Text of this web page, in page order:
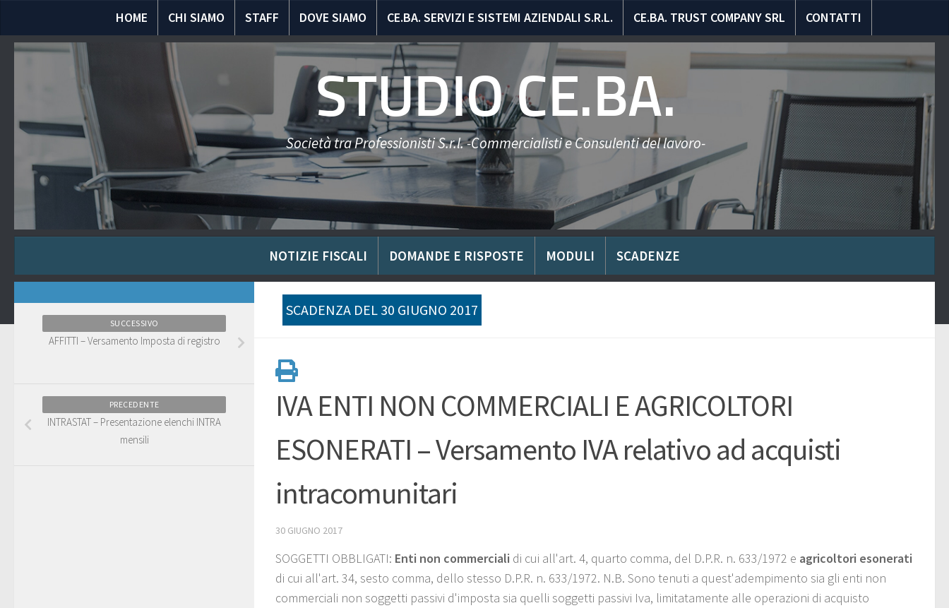
HOME CHI SIAMO STAFF DOVE SIAMO CE.BA. SERVIZI E SISTEMI AZIENDALI S.R.L. CE.BA. TRUST COMPANY SRL CONTATTI
STUDIO CE.BA.
Società tra Professionisti S.r.l. -Commercialisti e Consulenti del lavoro-
NOTIZIE FISCALI DOMANDE E RISPOSTE MODULI SCADENZE
SCADENZA DEL 30 GIUGNO 2017
IVA ENTI NON COMMERCIALI E AGRICOLTORI
ESONERATI – Versamento IVA relativo ad acquisti
intracomunitari
30 GIUGNO 2017
SOGGETTI OBBLIGATI: Enti non commerciali di cui all'art. 4, quarto comma, del D.P.R. n. 633/1972 e agricoltori esonerati
di cui all'art. 34, sesto comma, dello stesso D.P.R. n. 633/1972. N.B. Sono tenuti a quest'adempimento sia gli enti non
commerciali non soggetti passivi d'imposta sia quelli soggetti passivi Iva, limitatamente alle operazioni di acquisto
SUCCESSIVO
AFFITTI – Versamento Imposta di registro
PRECEDENTE
INTRASTAT – Presentazione elenchi INTRA
mensili